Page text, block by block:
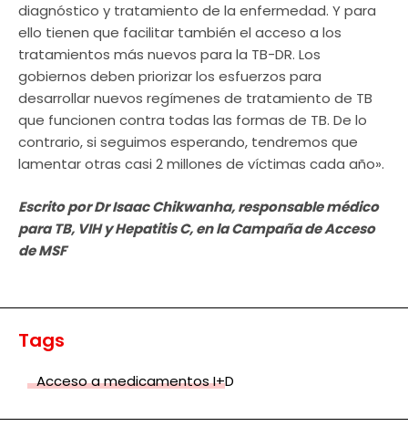
diagnóstico y tratamiento de la enfermedad. Y para
ello tienen que facilitar también el acceso a los
tratamientos más nuevos para la TB-DR. Los
gobiernos deben priorizar los esfuerzos para
desarrollar nuevos regímenes de tratamiento de TB
que funcionen contra todas las formas de TB. De lo
contrario, si seguimos esperando, tendremos que
lamentar otras casi 2 millones de víctimas cada año».
Escrito por Dr Isaac Chikwanha, responsable médico
para TB, VIH y Hepatitis C, en la Campaña de Acceso
de MSF
Tags
Acceso a medicamentos I+D